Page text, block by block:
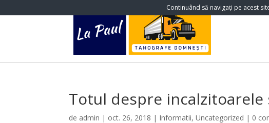
Totul despre
de admin | oct. 26, 2018 | Informatii,Uncategorized | 0
Continuând să navigați pe acest